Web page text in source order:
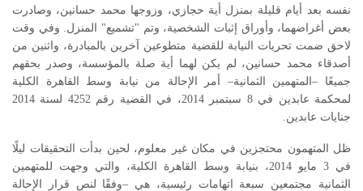
نفسه بعد أيام قليلة بمنزل أية حجازي، وزوجها محمد حسانين، وصادرت
بعض أغراضهما، وأوراق إثبات الشخصية، وتم "تشميع" المنزل. وفي وقت
لاحق ضمت تحريات النيابة للقضية متطوعين آخرين بالمبادرة، واثنين من
أصدقاء محمد حسانين، لم يكن لهما أية صلة بالمؤسسة، وصدر بحقهم
جميعًا –المتهمين الثمانية– أمر الإحالة من نيابة وسط القاهرة الكلية
لمحكمة عابدين في 8 سبتمبر 2014، في القضية رقم 4252 لسنة 2014
جنايات عابدين.
ظل المتهمون محتجزين في مكان غير معلوم، لحين بدأت التحقيقات ليلًا
في 3 مايو 2014، بنيابة وسط القاهرة الكلية، والتي وجهت للمتهمين
الثمانية مجتمعين سبعة اتهامات رئيسية، هي –وفقًا لنص قرار الإحالة